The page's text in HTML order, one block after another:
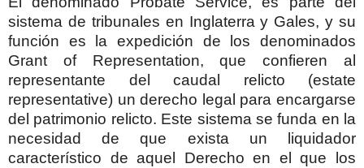
sistema de tribunales en Inglaterra y Gales, y su
función es la expedición de los denominados
Grant of Representation, que confieren al
representante del caudal relicto (estate
representative) un derecho legal para encargarse
del patrimonio relicto. Este sistema se funda en la
necesidad de que exista un liquidador
característico de aquel Derecho en el que los